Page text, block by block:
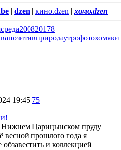
| dzen | кино.dzen | хомо.dzen
200820178
позитивприродаутрофотохомяки
19:45 75
Нижнем Царицынском пруду
прошлого года я
и коллекцией